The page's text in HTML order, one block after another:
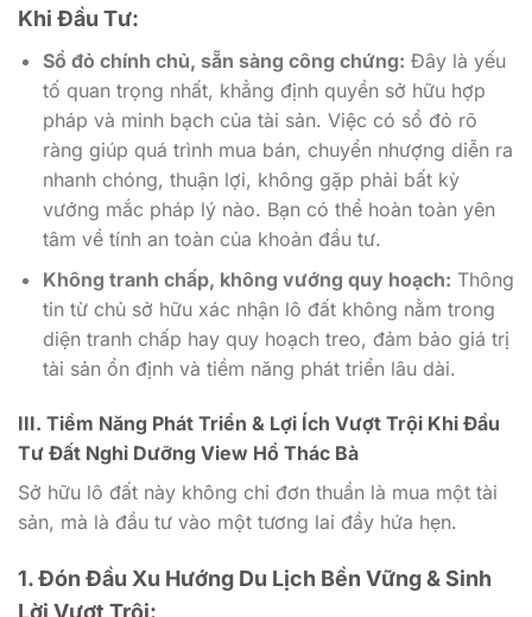
Khi Đầu Tư:
Sổ đỏ chính chủ, sẵn sàng công chứng: Đây là yếu
tố quan trọng nhất, khẳng định quyền sở hữu hợp
pháp và minh bạch của tài sản. Việc có sổ đỏ rõ
ràng giúp quá trình mua bán, chuyển nhượng diễn ra
nhanh chóng, thuận lợi, không gặp phải bất kỳ
vướng mắc pháp lý nào. Bạn có thể hoàn toàn yên
tâm về tính an toàn của khoản đầu tư.
Không tranh chấp, không vướng quy hoạch: Thông
tin từ chủ sở hữu xác nhận lô đất không nằm trong
diện tranh chấp hay quy hoạch treo, đảm bảo giá trị
tài sản ổn định và tiềm năng phát triển lâu dài.
III. Tiềm Năng Phát Triển & Lợi Ích Vượt Trội Khi Đầu
Tư Đất Nghỉ Dưỡng View Hồ Thác Bà
Sở hữu lô đất này không chỉ đơn thuần là mua một tài
sản, mà là đầu tư vào một tương lai đầy hứa hẹn.
1. Đón Đầu Xu Hướng Du Lịch Bền Vững & Sinh
Lời Vượt Trội: